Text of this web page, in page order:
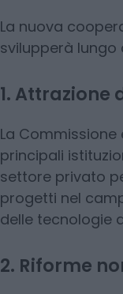
La nuova
svilupperà lungo
1. Attrazione
La
principali
settore privato
progetti nel
delle tecnologie
2. Riforme